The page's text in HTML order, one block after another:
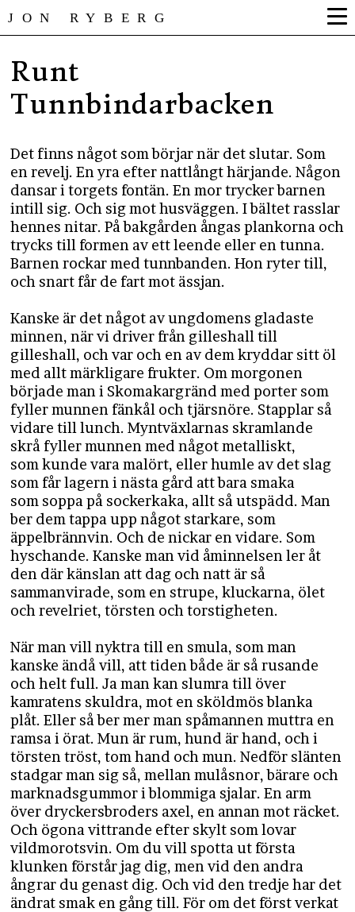
JON RYBERG
Runt
Tunnbindarbacken
Det finns något som börjar när det slutar. Som
en revelj. En yra efter nattlångt härjande. Någon
dansar i torgets fontän. En mor trycker barnen
intill sig. Och sig mot husväggen. I bältet rasslar
hennes nitar. På bakgården ångas plankorna och
trycks till formen av ett leende eller en tunna.
Barnen rockar med tunnbanden. Hon ryter till,
och snart får de fart mot ässjan.
Kanske är det något av ungdomens gladaste
minnen, när vi driver från gilleshall till
gilleshall, och var och en av dem kryddar sitt öl
med allt märkligare frukter. Om morgonen
började man i Skomakargränd med porter som
fyller munnen fänkål och tjärsnöre. Stapplar så
vidare till lunch. Myntväxlarnas skramlande
skrå fyller munnen med något metalliskt,
som kunde vara malört, eller humle av det slag
som får lagern i nästa gård att bara smaka
som soppa på sockerkaka, allt så utspädd. Man
ber dem tappa upp något starkare, som
äppelbrännvin. Och de nickar en vidare. Som
hyschande. Kanske man vid åminnelsen ler åt
den där känslan att dag och natt är så
sammanvirade, som en strupe, kluckarna, ölet
och revelriet, törsten och torstigheten.
När man vill nyktra till en smula, som man
kanske ändå vill, att tiden både är så rusande
och helt full. Ja man kan slumra till över
kamratens skuldra, mot en sköldmös blanka
plåt. Eller så ber mer man spåmannen muttra en
ramsa i örat. Mun är rum, hund är hand, och i
törsten tröst, tom hand och mun. Nedför slänten
stadgar man sig så, mellan mulåsnor, bärare och
marknadsgummor i blommiga sjalar. En arm
över dryckersbroders axel, en annan mot räcket.
Och ögona vittrande efter skylt som lovar
vildmorotsvin. Om du vill spotta ut första
klunken förstår jag dig, men vid den andra
ångrar du genast dig. Och vid den tredje har det
ändrat smak en gång till. För om det först verkat